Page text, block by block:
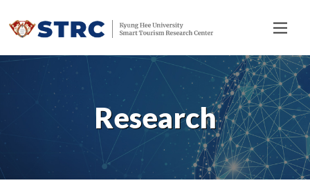
전
체
메
뉴
Research